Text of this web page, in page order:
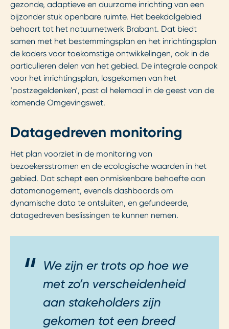
gezonde, adaptieve en duurzame inrichting van een
bijzonder stuk openbare ruimte. Het beekdalgebied
behoort tot het natuurnetwerk Brabant. Dat biedt
samen met het bestemmingsplan en het inrichtingsplan
de kaders voor toekomstige ontwikkelingen, ook in de
particulieren delen van het gebied. De integrale aanpak
voor het inrichtingsplan, losgekomen van het
‘postzegeldenken’, past al helemaal in de geest van de
komende Omgevingswet.
Datagedreven monitoring
Het plan voorziet in de monitoring van
bezoekersstromen en de ecologische waarden in het
gebied. Dat schept een onmiskenbare behoefte aan
datamanagement, evenals dashboards om
dynamische data te ontsluiten, en gefundeerde,
datagedreven beslissingen te kunnen nemen.
We zijn er trots op hoe we
met zo’n verscheidenheid
aan stakeholders zijn
gekomen tot een breed